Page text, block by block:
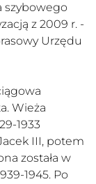
szybowego
z 2009 r. -
Urzędu
Wieża
1933
III, potem
została w
1945. Po